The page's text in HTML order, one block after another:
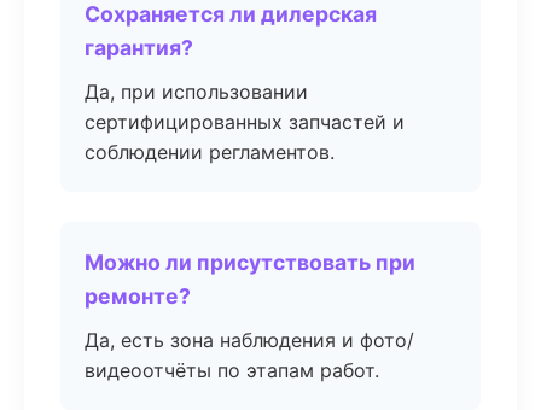
Сохраняется ли дилерская
гарантия?
Да, при использовании
сертифицированных запчастей и
соблюдении регламентов.
Можно ли присутствовать при
ремонте?
Да, есть зона наблюдения и фото/
видеоотчёты по этапам работ.